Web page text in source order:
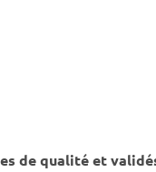
de qualité et